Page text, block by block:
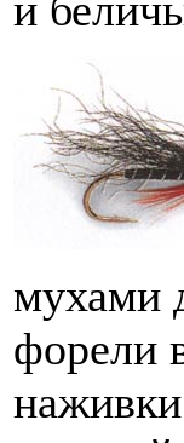
мухами
форели